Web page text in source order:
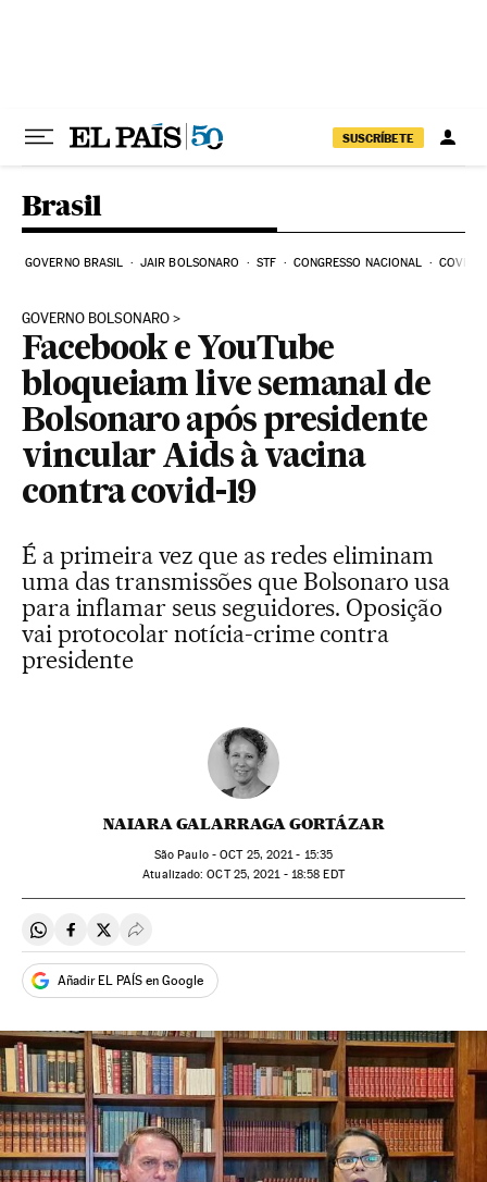
SUSCRÍBETE
Brasil
GOVERNO BRASIL JAIR BOLSONARO STF CONGRESSO NACIONAL COVID-
GOVERNO BOLSONARO
Facebook e YouTube
bloqueiam live semanal de
Bolsonaro após presidente
vincular Aids à vacina
contra covid-19
É a primeira vez que as redes eliminam
uma das transmissões que Bolsonaro usa
para inflamar seus seguidores. Oposição
vai protocolar notícia-crime contra
presidente
NAIARA GALARRAGA GORTÁZAR
São Paulo -OCT25, 2021 - 15:35
atualizado: OCT25, 2021 - 18:58 EDT
Compartir en Whatsapp
Compartir en Facebook
Compartir en Twitter
Desplegar Redes Sociales
Añadir EL PAÍS en Google